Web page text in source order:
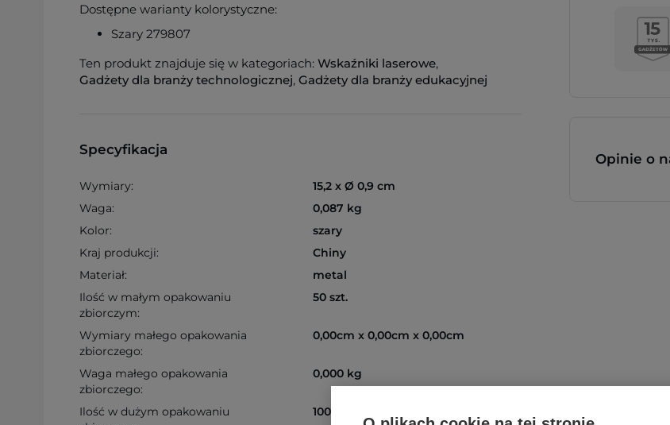
Dostępne warianty kolorystyczne:
Szary 279807
Ten produkt znajduje się w kategoriach: Wskaźniki laserowe,
Gadżety dla branży technologicznej, Gadżety dla branży edukacyjnej
Specyfikacja
Wymiary:
15,2 x Ø 0,9 cm
Waga:
0,087 kg
Kolor:
szary
Kraj produkcji:
Chiny
Materiał:
metal
Ilość w małym opakowaniu
zbiorczym:
50 szt.
Wymiary małego opakowania
zbiorczego:
0,00cm x 0,00cm x 0,00cm
Waga małego opakowania
zbiorczego:
0,000 kg
Ilość w dużym opakowaniu
100 szt.
Opinie o